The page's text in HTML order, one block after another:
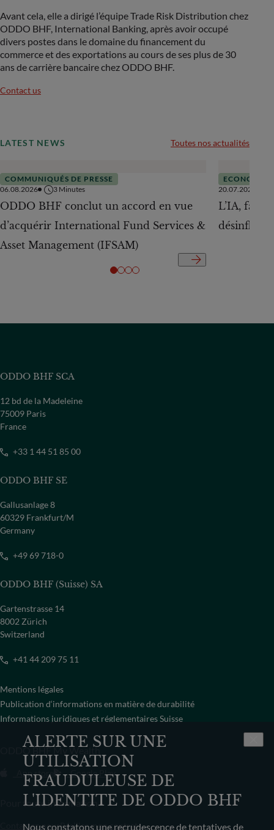
ALERTE SUR UNE
UTILISATION
FRAUDULEUSE DE
L'IDENTITE DE ODDO BHF
Nous constatons une recrudescence de tentatives de
Avant cela, elle a dirigé l’équipe Trade Risk Distribution chez
ODDO BHF, International Banking, après avoir occupé
divers postes dans le domaine du financement du
commerce et des exportations au cours de ses plus de 30
ans de carrière bancaire chez ODDO BHF.
Contact us
LATEST NEWS Toutes nos actualités
COMMUNIQUÉS DE PRESSE
06.08.2026
3 Minutes
ODDO BHF conclut un accord en vue
d’acquérir International Fund Services &
Asset Management (IFSAM)
ECONOMIE
20.07.2026
L’IA,
ODDO BHF SCA
12 bd de la Madeleine
75009 Paris
France
+33 1 44 51 85 00
ODDO BHF SE
Gallusanlage 8
60329 Frankfurt/M
Germany
+49 69 718-0
ODDO BHF (Suisse) SA
Gartenstrasse 14
8002 Zürich
Switzerland
+41 44 209 75 11
Mentions légales
Publication d‘informations en matière de durabilité
Informations juridiques et réglementaires Suisse
ODDO BHF My Wealth
App store Google Play
Pour toute information
Contactez-nousRésilier mon contrat